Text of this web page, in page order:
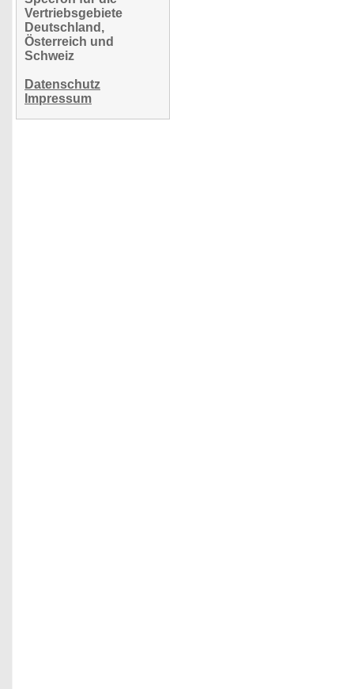
Vertriebsgebiete
Deutschland,
Österreich und
Schweiz
Datenschutz
Impressum